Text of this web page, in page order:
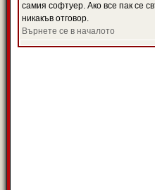
самия софтуер. Ако все пак се
никакъв отговор.
Върнете се в началото